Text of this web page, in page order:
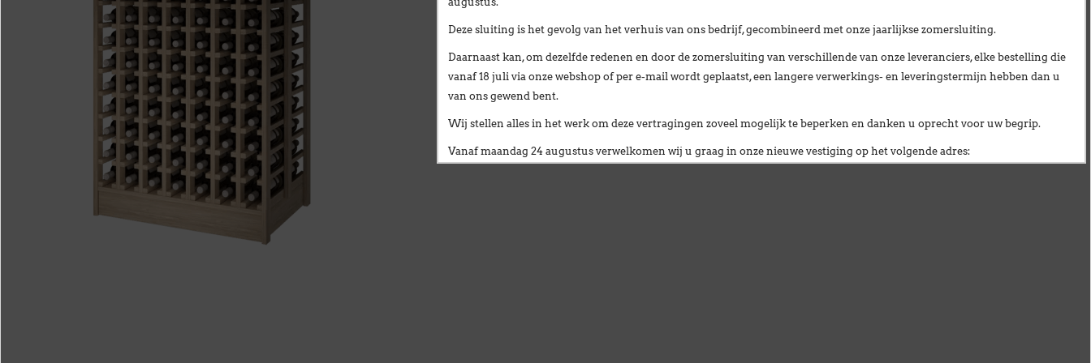
Deze sluiting is het gevolg van het verhuis van ons bedrijf, gecombineerd met onze jaarlijkse zomersluiting.
Daarnaast kan, om dezelfde redenen en door de zomersluiting van verschillende van onze leveranciers,elke bestelling die
vanaf 18 juli via onze webshop of per e-mail wordt geplaatst, een langere verwerkings- en leveringstermijn hebben dan u
van ons gewend bent.
Wij stellen alles in het werk om deze vertragingen zoveel mogelijk te beperken en danken u oprecht voor uw begrip.
Vanafmaandag 24 augustusverwelkomen wij u graag in onze nieuwe vestiging op het volgende adres: